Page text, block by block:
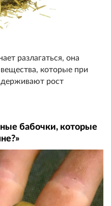
разлагаться, она
которые при
рост
бабочки, которые